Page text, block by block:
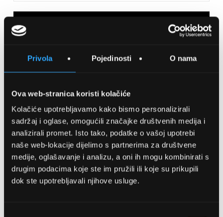
Privola Pojedinosti O nama
Ova web-stranica koristi kolačiće
Kolačiće upotrebljavamo kako bismo personalizirali
sadržaj i oglase, omogućili značajke društvenih medija i
analizirali promet. Isto tako, podatke o vašoj upotrebi
naše web-lokacije dijelimo s partnerima za društvene
medije, oglašavanje i analizu, a oni ih mogu kombinirati s
drugim podacima koje ste im pružili ili koje su prikupili
dok ste upotrebljavali njihove usluge.
SPREMITE NA LISTU ŽELJA
Detalji
Podijeli s prijateljima